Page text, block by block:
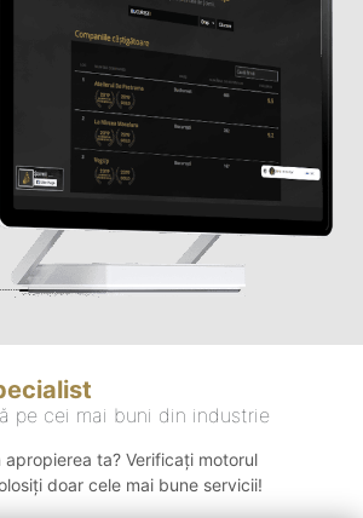
pe cei mai buni din industrie
apropierea ta? Verificați motorul
doar cele mai bune servicii!